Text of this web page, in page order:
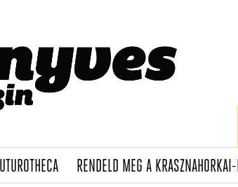
(CURRENT)
RENDELD MEG A